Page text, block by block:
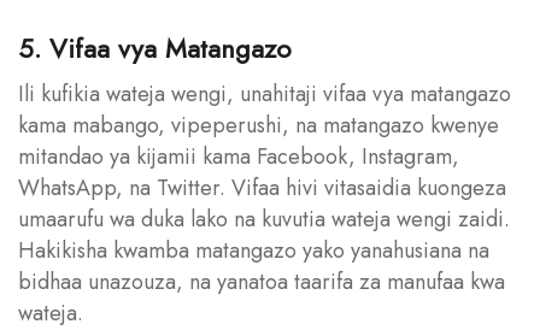
5. Vifaa vya Matangazo
Ili kufikia wateja wengi, unahitaji vifaa vya matangazo
kama mabango, vipeperushi, na matangazo kwenye
mitandao ya kijamii kama Facebook, Instagram,
WhatsApp, na Twitter. Vifaa hivi vitasaidia kuongeza
umaarufu wa duka lako na kuvutia wateja wengi zaidi.
Hakikisha kwamba matangazo yako yanahusiana na
bidhaa unazouza, na yanatoa taarifa za manufaa kwa
wateja.